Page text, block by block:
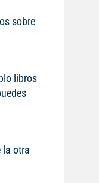
sobre
libros
la otra